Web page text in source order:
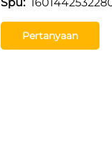
Pertanyaan